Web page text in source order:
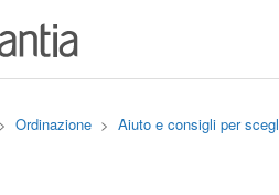
Ordinazione Aiuto e consigli per